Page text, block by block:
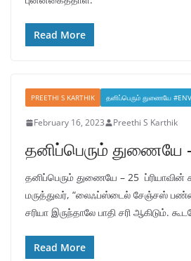
Read More
PREETHI S KARTHIK தனிப்பெரும் துணையே
February 16, 2023 Preethi S Karthik
தனிப்பெரும் துணையே
தனிப்பெரும் துணையே – 25
மருத்துவர், “லைஃப்ஸ்டைல் சேஞ்சஸ்
சரியா இருந்தாலே பாதி சரி ஆகிடும்.
Read More